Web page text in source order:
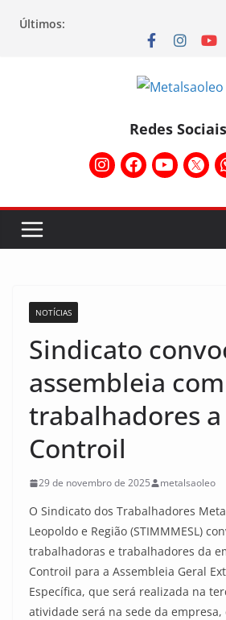
Últimos:
Redes
NOTÍCIAS
Sindicato
assembleia com
trabalhadores a
Controil
29 de novembro de 2025 metalsaoleo
O Sindicato dos Trabalhadores
Leopoldo e Região (STIMMMESL)
trabalhadoras e trabalhadores da
Controil para a Assembleia Geral
Específica, que será realizada na
atividade será na sede da